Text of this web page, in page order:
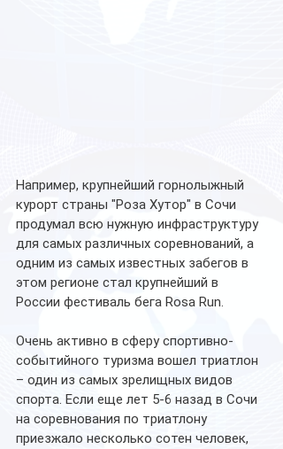
Например, крупнейший горнолыжный
курорт страны "Роза Хутор" в Сочи
продумал всю нужную инфраструктуру
для самых различных соревнований, а
одним из самых известных забегов в
этом регионе стал крупнейший в
России фестиваль бега Rosa Run.
Очень активно в сферу спортивно-
событийного туризма вошел триатлон
– один из самых зрелищных видов
спорта. Если еще лет 5-6 назад в Сочи
на соревнования по триатлону
приезжало несколько сотен человек,